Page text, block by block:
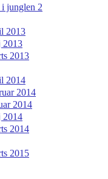
junglen 2
2013
2013
2013
2014
2014
2014
2014
2014
2015